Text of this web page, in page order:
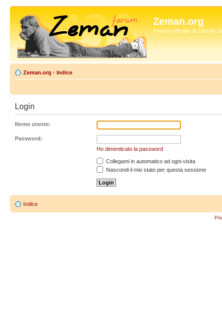
Zeman.org
Il forum ufficiale di Zdenek
Zeman.org ‹ Indice
Login
Nome utente:
Password:
Ho dimenticato la password
Collegami in automatico ad ogni visita
Nascondi il mio stato per questa sessione
Indice